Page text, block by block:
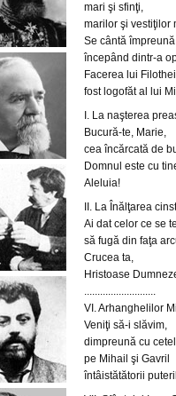
mari şi sfinţi,
marilor şi vestiţilor
Se cântă
începând dintr-a
Facerea lui
fost logofăt al lui
I. La naşterea
Bucură-te, Marie,
cea încărcată de
Domnul este cu
Aleluia!
II. La Înălţarea
Ai dat celor ce se
să fugă din faţa
Crucea ta,
Hristoase
...........................
VI. Arhanghelilor
Veniţi să-i slăvim,
dimpreună cu
pe Mihail şi Gavril
întâistătătorii